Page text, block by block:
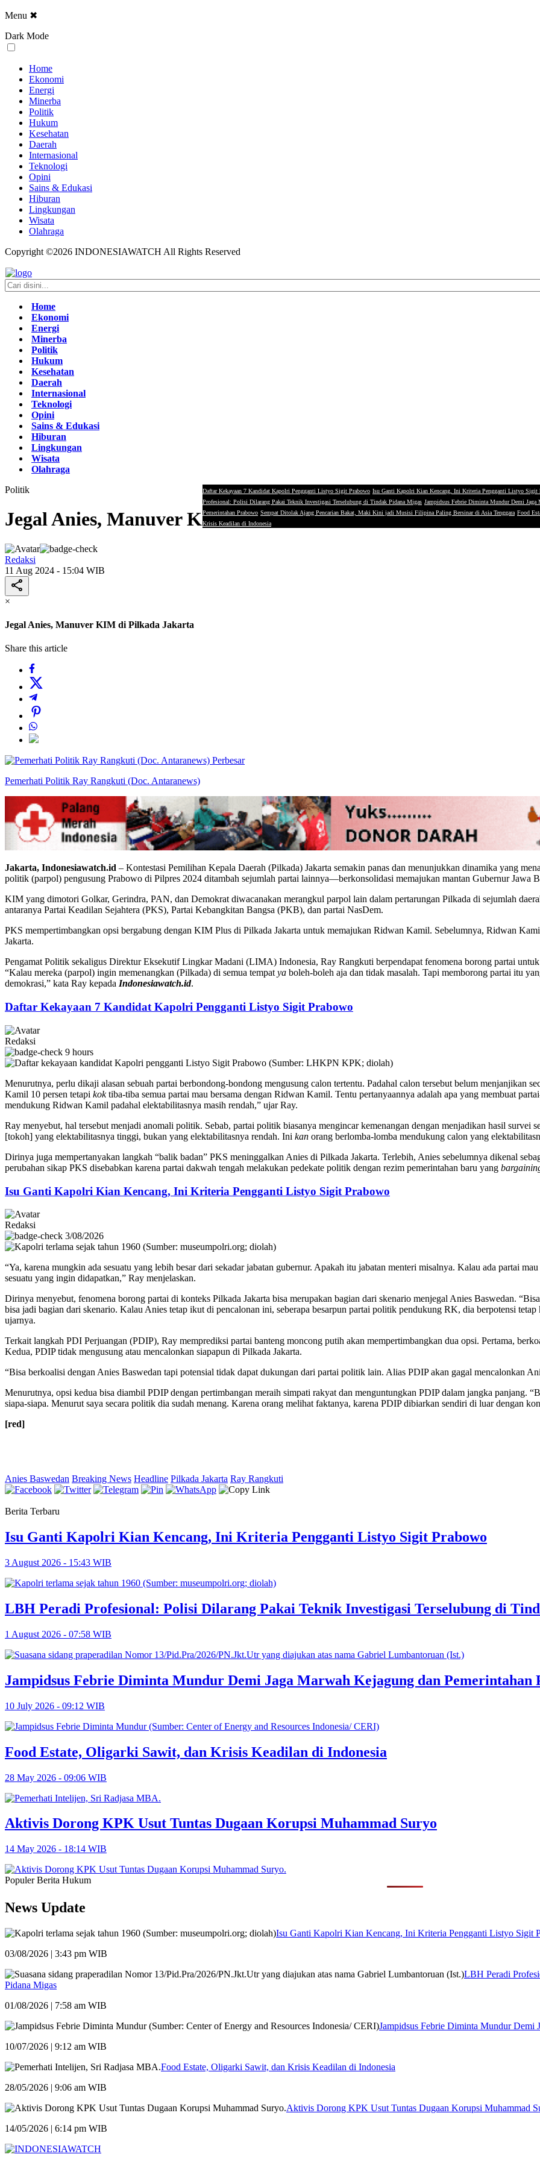
Menu ✖
Dark Mode
Home
Ekonomi
Energi
Minerba
Politik
Hukum
Kesehatan
Daerah
Internasional
Teknologi
Opini
Sains & Edukasi
Hiburan
Lingkungan
Wisata
Olahraga
Copyright ©2026 INDONESIAWATCH All Rights Reserved
Home
Ekonomi
Energi
Minerba
Politik
Hukum
Kesehatan
Daerah
Internasional
Teknologi
Opini
Sains & Edukasi
Hiburan
Lingkungan
Wisata
Olahraga
Daftar Kekayaan 7 Kandidat Kapolri Pengganti Listyo Sigit Prabowo Isu Ganti Kapolri Kian Kencang, Ini Kriteria Pengganti Listyo Sigit
Profesional: Polisi Dilarang Pakai Teknik Investigasi Terselubung di Tindak Pidana Migas Jampidsus Febrie Diminta Mundur Demi Jaga
Pemerintahan Prabowo Sempat Ditolak Ajang Pencarian Bakat, Maki Kini jadi Musisi Filipina Paling Bersinar di Asia Tenggara Food
Krisis Keadilan di Indonesia
Politik
Jegal Anies, Manuver KIM di Pilkada Jakarta
Redaksi
11 Aug 2024 - 15:04 WIB
×
Jegal Anies, Manuver KIM di Pilkada Jakarta
Share this article
Perbesar
Pemerhati Politik Ray Rangkuti (Doc. Antaranews)
Jakarta, Indonesiawatch.id – Kontestasi Pemilihan Kepala Daerah (Pilkada) Jakarta semakin panas dan menunjukkan dinamika yang
politik (parpol) pengusung Prabowo di Pilpres 2024 ditambah sejumlah partai lainnya—berkonsolidasi memajukan mantan Gubernur Jawa
KIM yang dimotori Golkar, Gerindra, PAN, dan Demokrat diwacanakan merangkul parpol lain dalam pertarungan Pilkada di sejumlah
antaranya Partai Keadilan Sejahtera (PKS), Partai Kebangkitan Bangsa (PKB), dan partai NasDem.
PKS mempertimbangkan opsi bergabung dengan KIM Plus di Pilkada Jakarta untuk memajukan Ridwan Kamil. Sebelumnya, Ridwan
Jakarta.
Pengamat Politik sekaligus Direktur Eksekutif Lingkar Madani (LIMA) Indonesia, Ray Rangkuti berpendapat fenomena borong partai
“Kalau mereka (parpol) ingin memenangkan (Pilkada) di semua tempatya boleh-boleh aja dan tidak masalah. Tapi memborong partai itu
demokrasi,” kata Ray kepada Indonesiawatch.id.
Daftar Kekayaan 7 Kandidat Kapolri Pengganti Listyo Sigit Prabowo
Redaksi
9 hours
Menurutnya, perlu dikaji alasan sebuah partai berbondong-bondong mengusung calon tertentu. Padahal calon tersebut belum menjanjikan
Kamil 10 persen tetapi koktiba-tiba semua partai mau bersama dengan Ridwan Kamil. Tentu pertanyaannya adalah apa yang membuat
mendukung Ridwan Kamil padahal elektabilitasnya masih rendah,” ujar Ray.
Ray menyebut, hal tersebut menjadi anomali politik. Sebab, partai politik biasanya mengincar kemenangan dengan menjadikan hasil
[tokoh] yang elektabilitasnya tinggi, bukan yang elektabilitasnya rendah. Ini kan orang berlomba-lomba mendukung calon yang
Dirinya juga mempertanyakan langkah “balik badan” PKS meninggalkan Anies di Pilkada Jakarta. Terlebih, Anies sebelumnya dikenal
perubahan sikap PKS disebabkan karena partai dakwah tengah melakukan pedekate politik dengan rezim pemerintahan baru yang
Isu Ganti Kapolri Kian Kencang, Ini Kriteria Pengganti Listyo Sigit Prabowo
Redaksi
3/08/2026
“Ya, karena mungkin ada sesuatu yang lebih besar dari sekadar jabatan gubernur. Apakah itu jabatan menteri misalnya. Kalau ada partai
sesuatu yang ingin didapatkan,” Ray menjelaskan.
Dirinya menyebut, fenomena borong partai di konteks Pilkada Jakarta bisa merupakan bagian dari skenario menjegal Anies Baswedan.
bisa jadi bagian dari skenario. Kalau Anies tetap ikut di pencalonan ini, seberapa besarpun partai politik pendukung RK, dia berpotensi
ujarnya.
Terkait langkah PDI Perjuangan (PDIP), Ray memprediksi partai banteng moncong putih akan mempertimbangkan dua opsi. Pertama,
Kedua, PDIP tidak mengusung atau mencalonkan siapapun di Pilkada Jakarta.
“Bisa berkoalisi dengan Anies Baswedan tapi potensial tidak dapat dukungan dari partai politik lain. Alias PDIP akan gagal mencalonkan
Menurutnya, opsi kedua bisa diambil PDIP dengan pertimbangan meraih simpati rakyat dan menguntungkan PDIP dalam jangka panjang.
siapa-siapa. Menurut saya secara politik dia sudah menang. Karena orang melihat faktanya, karena PDIP dibiarkan sendiri di luar dengan
[red]
Anies Baswedan Breaking News Headline Pilkada Jakarta Ray Rangkuti
Berita Terbaru
Isu Ganti Kapolri Kian Kencang, Ini Kriteria Pengganti Listyo Sigit Prabowo
3 August 2026 - 15:43 WIB
LBH Peradi Profesional: Polisi Dilarang Pakai Teknik Investigasi Terselubung di
1 August 2026 - 07:58 WIB
Jampidsus Febrie Diminta Mundur Demi Jaga Marwah Kejagung dan Pemerintahan
10 July 2026 - 09:12 WIB
Food Estate, Oligarki Sawit, dan Krisis Keadilan di Indonesia
28 May 2026 - 09:06 WIB
Aktivis Dorong KPK Usut Tuntas Dugaan Korupsi Muhammad Suryo
14 May 2026 - 18:14 WIB
Populer Berita Hukum
News Update
Isu Ganti Kapolri Kian Kencang, Ini Kriteria Pengganti Listyo Sigit
03/08/2026 | 3:43 pm WIB
LBH Peradi
Pidana Migas
01/08/2026 | 7:58 am WIB
Jampidsus Febrie Diminta Mundur Demi
10/07/2026 | 9:12 am WIB
Food Estate, Oligarki Sawit, dan Krisis Keadilan di Indonesia
28/05/2026 | 9:06 am WIB
Aktivis Dorong KPK Usut Tuntas Dugaan Korupsi Muhammad
14/05/2026 | 6:14 pm WIB